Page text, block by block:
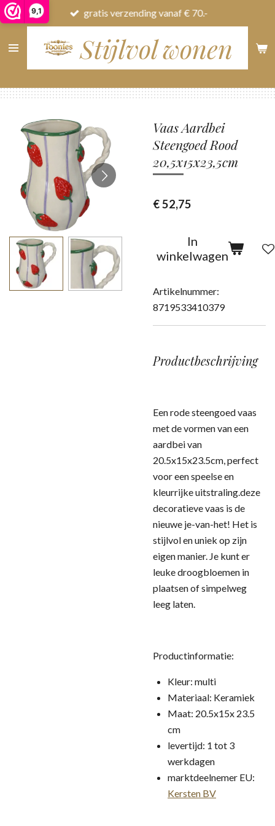
9,1
Ga
direct
naar
Stijlvol wonen
gratis verzending vanaf € 70.-
Vaas Aardbei
Steengoed Rood
20,5x15x23,5cm
€ 52,75
In
winkelwagen
Artikelnummer:
8719533410379
Productbeschrijving
Een rode steengoed vaas
met de vormen van een
aardbei van
20.5x15x23.5cm, perfect
voor een speelse en
kleurrijke uitstraling.deze
decoratieve vaas is de
nieuwe je-van-het! Het is
stijlvol en uniek op zijn
eigen manier. Je kunt er
leuke droogbloemen in
plaatsen of simpelweg
leeg laten.
Productinformatie:
Kleur: multi
Materiaal: Keramiek
Maat: 20.5x15x 23.5
cm
levertijd: 1 tot 3
werkdagen
marktdeelnemer EU:
Kersten BV